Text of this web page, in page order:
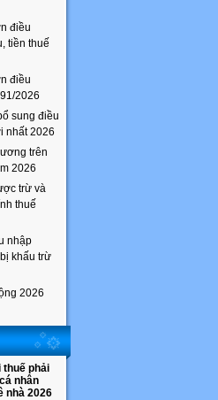
điều
tiền thuế
điều
2026
sung điều
nhất 2026
trên
2026
trừ và
thuế
nhập
khấu trừ
2026
thuế phải
nhân
nhà 2026